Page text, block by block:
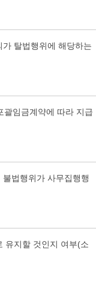
탈법행위에 해당하는
괄임금계약에 따라 지급
법행위가 사무집행행
유지할 것인지 여부(소